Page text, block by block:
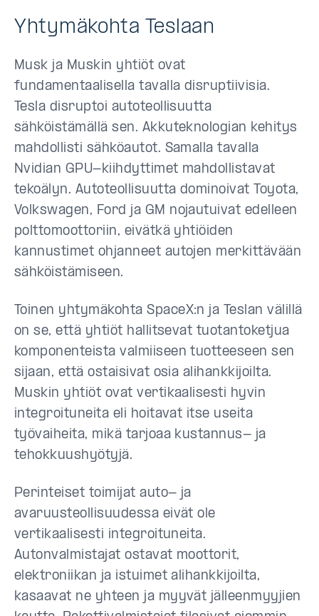
Yhtymäkohta Teslaan
Musk ja Muskin yhtiöt ovat
fundamentaalisella tavalla disruptiivisia.
Tesla disruptoi autoteollisuutta
sähköistämällä sen. Akkuteknologian kehitys
mahdollisti sähköautot. Samalla tavalla
Nvidian GPU-kiihdyttimet mahdollistavat
tekoälyn. Autoteollisuutta dominoivat Toyota,
Volkswagen, Ford ja GM nojautuivat edelleen
polttomoottoriin, eivätkä yhtiöiden
kannustimet ohjanneet autojen merkittävään
sähköistämiseen.
Toinen yhtymäkohta SpaceX:n ja Teslan välillä
on se, että yhtiöt hallitsevat tuotantoketjua
komponenteista valmiiseen tuotteeseen sen
sijaan, että ostaisivat osia alihankkijoilta.
Muskin yhtiöt ovat vertikaalisesti hyvin
integroituneita eli hoitavat itse useita
työvaiheita, mikä tarjoaa kustannus- ja
tehokkuushyötyjä.
Perinteiset toimijat auto- ja
avaruusteollisuudessa eivät ole
vertikaalisesti integroituneita.
Autonvalmistajat ostavat moottorit,
elektroniikan ja istuimet alihankkijoilta,
kasaavat ne yhteen ja myyvät jälleenmyyjien